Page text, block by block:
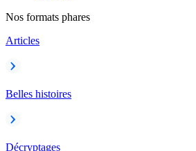
Nos formats phares
Articles
Belles histoires
Décryptages